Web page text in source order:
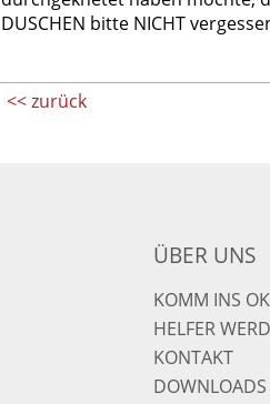
DUSCHEN bitte NICHT
<< zurück
ÜBER UNS
KOMM INS OK
HELFER
KONTAKT
DOWNLOADS